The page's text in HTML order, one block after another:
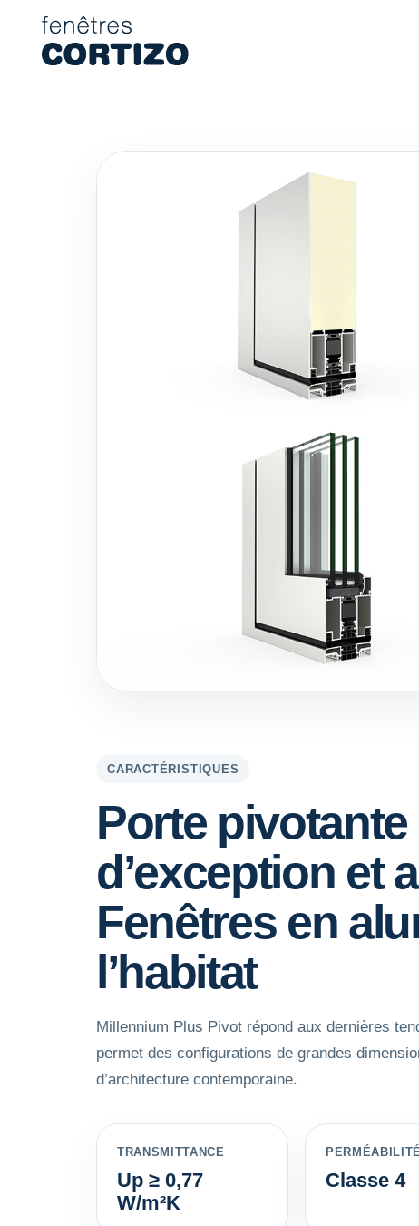
Fenêtres Cortizo est un réseau spécialisé dans les fenêtres en
Produits
Conseil
CARACTÉRISTIQUES
Porte
d’exception et
Fenêtres en
l’habitat
Millennium Plus Pivot répond aux dernières
permet des configurations de grandes
d’architecture contemporaine.
TRANSMITTANCE
Up ≥ 0,77
W/m²K
Classe 4